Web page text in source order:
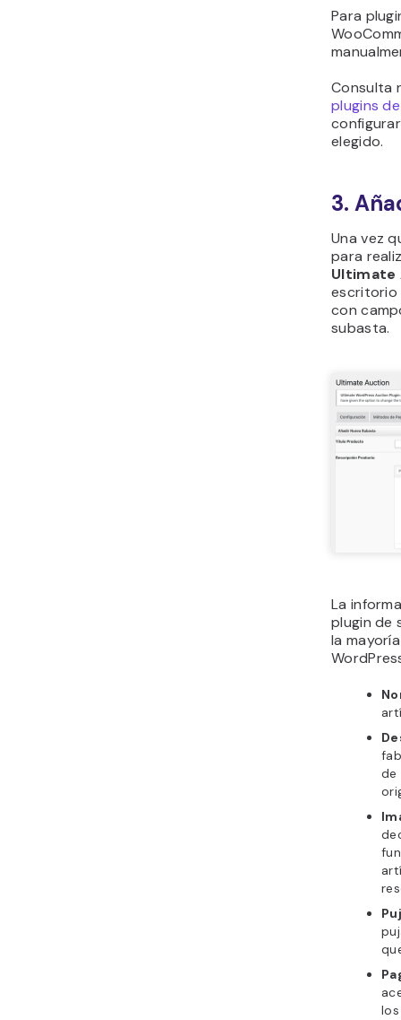
Para
Consulta
plugins
elegido.
3.
Una vez
para
Ultimate
escritorio
con
subasta.
La
plugin de
la
de